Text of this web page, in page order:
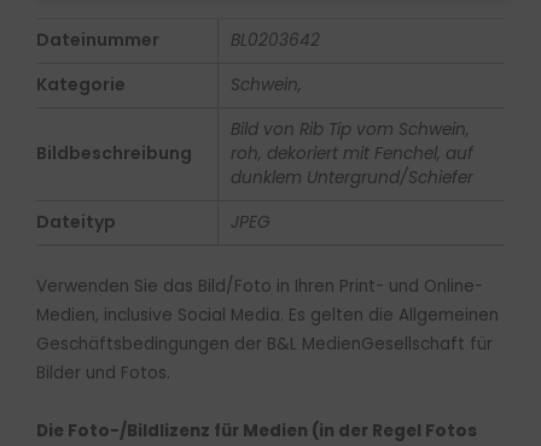
Dateinummer BL0203642
Kategorie Schwein,
Bildbeschreibung
Bild von Rib Tip vom Schwein,
roh, dekoriert mit Fenchel, auf
dunklem Untergrund/Schiefer
Dateityp JPEG
Verwenden Sie das Bild/Foto in Ihren Print- und Online-
Medien, inclusive Social Media. Es gelten die Allgemeinen
Geschäftsbedingungen der B&L MedienGesellschaft für
Bilder und Fotos.
Die Foto-/Bildlizenz für Medien (in der Regel Fotos